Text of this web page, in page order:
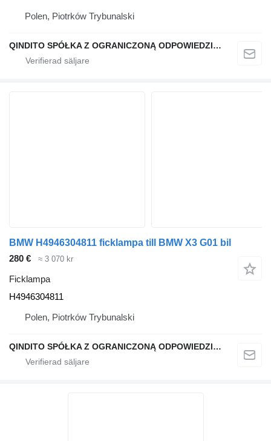
Polen, Piotrków Trybunalski
QINDITO SPÓŁKA Z OGRANICZONĄ ODPOWIEDZIALNOŚCIĄ
BMW H4946304811 ficklampa till BMW X3 G01 bil
280 €
≈ 3 070 kr
Ficklampa
H4946304811
Polen, Piotrków Trybunalski
QINDITO SPÓŁKA Z OGRANICZONĄ ODPOWIEDZIALNOŚCIĄ